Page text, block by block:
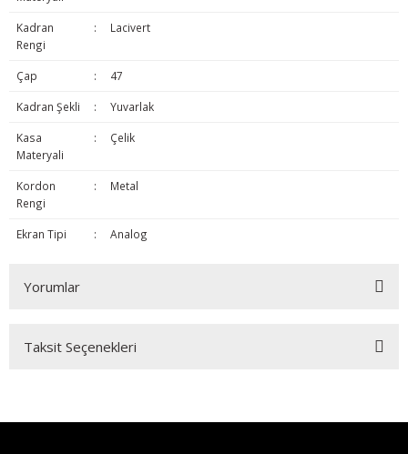
Kadran
Rengi
: Lacivert
Çap : 47
Kadran Şekli : Yuvarlak
Kasa
Materyali
: Çelik
Kordon
Rengi
: Metal
Ekran Tipi : Analog
Yorumlar
Taksit Seçenekleri